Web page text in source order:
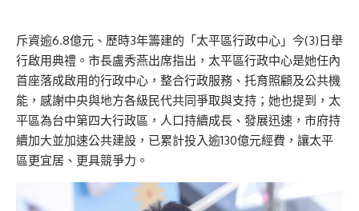
斥資逾6.8億元、歷時3年籌建的「太平區行政中心」今(3)日舉
行啟用典禮。市長盧秀燕出席指出，太平區行政中心是她任內
首座落成啟用的行政中心，整合行政服務、托育照顧及公共機
能，感謝中央與地方各級民代共同爭取與支持；她也提到，太
平區為台中第四大行政區，人口持續成長、發展迅速，市府持
續加大並加速公共建設，已累計投入逾130億元經費，讓太平
區更宜居、更具競爭力。